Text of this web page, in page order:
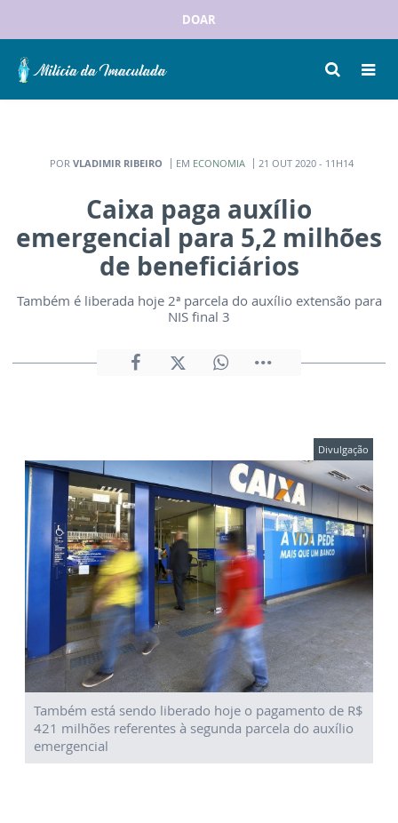
DOAR
POR VLADIMIR RIBEIRO EM ECONOMIA 21 OUT 2020 - 11H14
Caixa paga auxílio
emergencial para 5,2 milhões
de beneficiários
Também é liberada hoje 2ª parcela do auxílio extensão para
NIS final 3
Divulgação
Também está sendo liberado hoje o pagamento de R$
421 milhões referentes à segunda parcela do auxílio
emergencial